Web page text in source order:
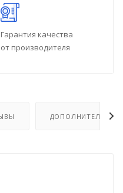
Гарантия качества
от производителя
ДОПОЛНИТЕЛЬНО